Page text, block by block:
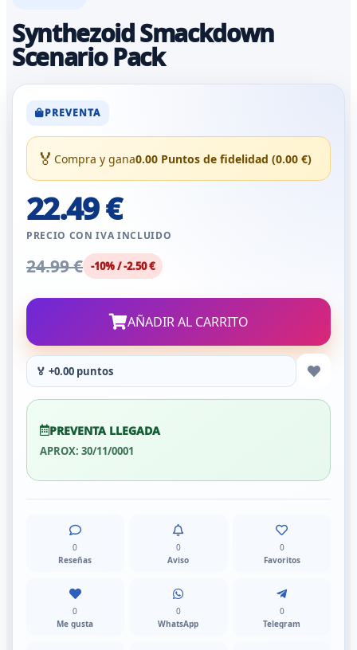
Synthezoid Smackdown
Scenario Pack
PREVENTA
🏅 Compra y gana0.00 Puntos de fidelidad (0.00 €)
22.49 €
PRECIO CON IVA INCLUIDO
24.99 € -10% / -2.50 €
AÑADIR AL CARRITO
🏅 +0.00 puntos
PREVENTA LLEGADA
APROX: 30/11/0001
0
Reseñas
0
Aviso
0
Favoritos
0
Me gusta
0
WhatsApp
0
Telegram